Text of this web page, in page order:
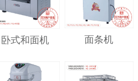
卧式和面机 面条机